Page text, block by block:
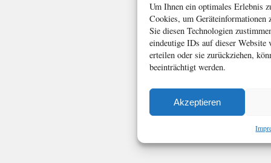
Um Ihnen ein optimales Erlebnis
Cookies, um Geräteinformationen
Sie diesen Technologien
eindeutige IDs auf dieser
erteilen oder sie zurückziehen,
beeinträchtigt werden.
Akzeptieren